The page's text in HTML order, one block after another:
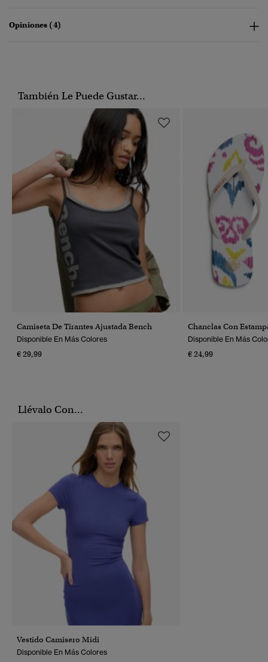
Opiniones (4)
También Le Puede Gustar...
Camiseta De Tirantes Ajustada Bench
Disponible En Más Colores
€ 29,99
Chanclas Con
Disponible En Más
€ 24,99
Llévalo Con...
Vestido Camisero Midi
Disponible En Más Colores